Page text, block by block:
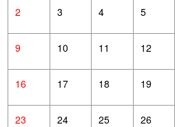
2 3 4 5
9 10 11 12
16 17 18 19
23 24 25 26